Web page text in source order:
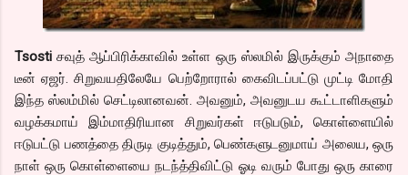
Tsostiசவுத் ஆப்பிரிக்காவில் உள்ள ஒரு ஸ்லமில் இருக்கும் அநாதை
டீன் ஏஜர். சிறுவயதிலேயே பெற்றோரால் கைவிடப்பட்டு முட்டி மோதி
இந்த ஸ்லம்மில் செட்டிலானவன். அவனும், அவனுடய கூட்டாளிகளும்
வழக்கமாய் இம்மாதிரியான சிறுவர்கள் ஈடுபடும், கொள்ளையில்
ஈடுபட்டு பணத்தை திருடி குடித்தும், பெண்களுடனுமாய் அலைய, ஒரு
நாள் ஒரு கொள்ளையை நடந்த்திவிட்டு ஓடி வரும் போது ஒரு காரை